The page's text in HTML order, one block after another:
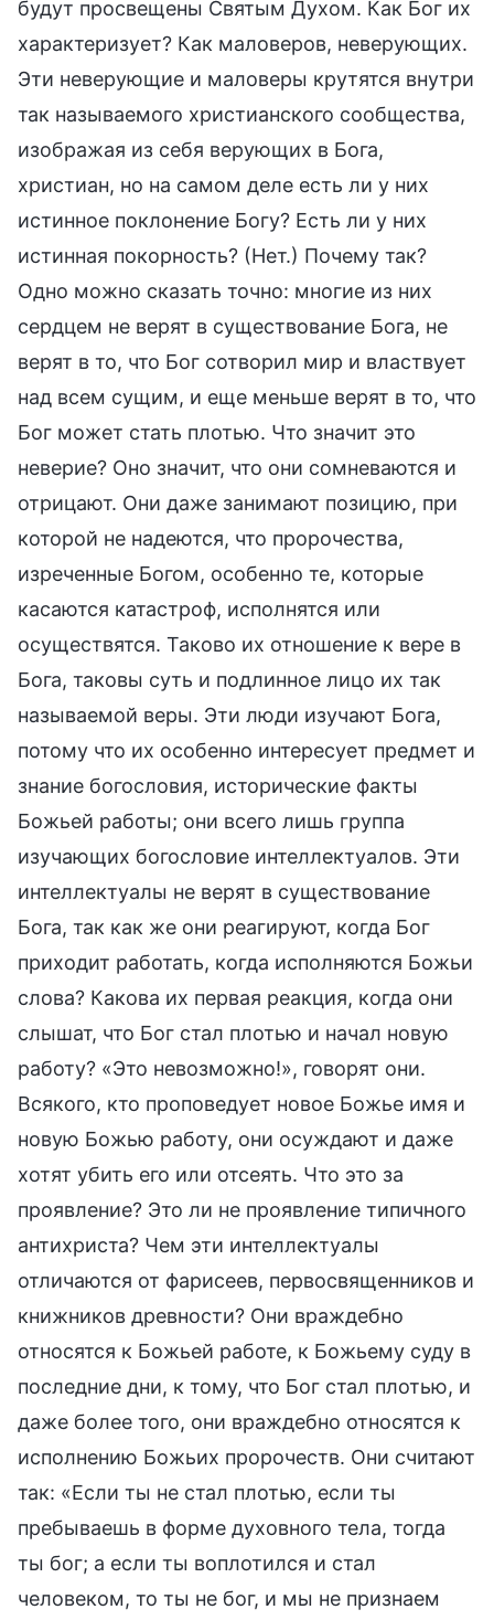
будут просвещены Святым Духом. Как Бог их
характеризует? Как маловеров, неверующих.
Эти неверующие и маловеры крутятся внутри
так называемого христианского сообщества,
изображая из себя верующих в Бога,
христиан, но на самом деле есть ли у них
истинное поклонение Богу? Есть ли у них
истинная покорность? (Нет.) Почему так?
Одно можно сказать точно: многие из них
сердцем не верят в существование Бога, не
верят в то, что Бог сотворил мир и властвует
над всем сущим, и еще меньше верят в то, что
Бог может стать плотью. Что значит это
неверие? Оно значит, что они сомневаются и
отрицают. Они даже занимают позицию, при
которой не надеются, что пророчества,
изреченные Богом, особенно те, которые
касаются катастроф, исполнятся или
осуществятся. Таково их отношение к вере в
Бога, таковы суть и подлинное лицо их так
называемой веры. Эти люди изучают Бога,
потому что их особенно интересует предмет и
знание богословия, исторические факты
Божьей работы; они всего лишь группа
изучающих богословие интеллектуалов. Эти
интеллектуалы не верят в существование
Бога, так как же они реагируют, когда Бог
приходит работать, когда исполняются Божьи
слова? Какова их первая реакция, когда они
слышат, что Бог стал плотью и начал новую
работу? «Это невозможно!», говорят они.
Всякого, кто проповедует новое Божье имя и
новую Божью работу, они осуждают и даже
хотят убить его или отсеять. Что это за
проявление? Это ли не проявление типичного
антихриста? Чем эти интеллектуалы
отличаются от фарисеев, первосвященников и
книжников древности? Они враждебно
относятся к Божьей работе, к Божьему суду в
последние дни, к тому, что Бог стал плотью, и
даже более того, они враждебно относятся к
исполнению Божьих пророчеств. Они считают
так: «Если ты не стал плотью, если ты
пребываешь в форме духовного тела, тогда
ты бог; а если ты воплотился и стал
человеком, то ты не бог, и мы не признаем